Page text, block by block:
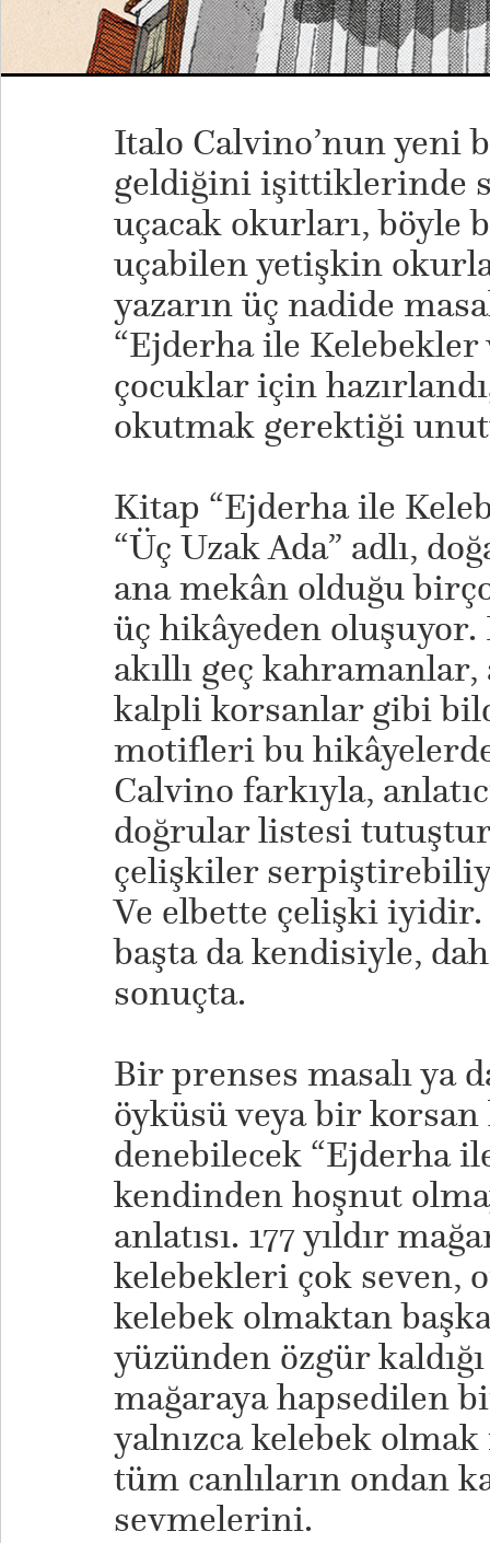
Italo Calvino’nun yeni
geldiğini işittiklerinde
uçacak okurları, böyle
uçabilen yetişkin
yazarın üç nadide
“Ejderha ile
çocuklar için
okutmak gerektiği
Kitap “Ejderha ile
“Üç Uzak Ada” adlı,
ana mekân olduğu
üç hikâyeden oluşuyor.
akıllı geç
kalpli korsanlar gibi
motifleri bu
Calvino farkıyla,
doğrular listesi
çelişkiler
Ve elbette çelişki
başta da kendisiyle,
sonuçta.
Bir prenses masalı ya
öyküsü veya bir korsan
denebilecek “Ejderha
kendinden hoşnut
anlatısı. 177 yıldır
kelebekleri çok seven,
kelebek olmaktan
yüzünden özgür
mağaraya hapsedilen
yalnızca kelebek
tüm canlıların ondan
sevmelerini.